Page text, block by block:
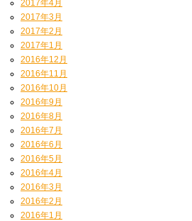
2017年4月
2017年3月
2017年2月
2017年1月
2016年12月
2016年11月
2016年10月
2016年9月
2016年8月
2016年7月
2016年6月
2016年5月
2016年4月
2016年3月
2016年2月
2016年1月